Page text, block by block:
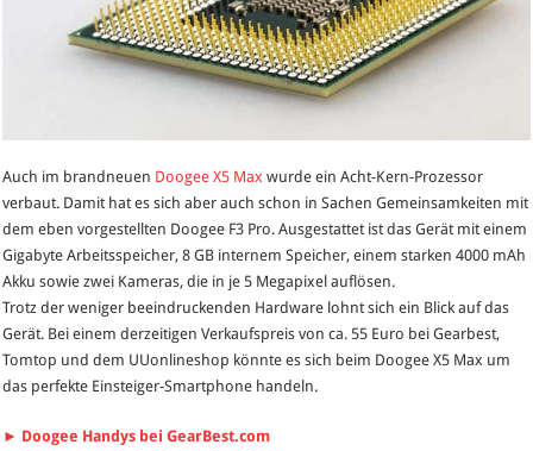
Auch im brandneuen Doogee X5 Max wurde ein Acht-Kern-Prozessor
verbaut. Damit hat es sich aber auch schon in Sachen Gemeinsamkeiten mit
dem eben vorgestellten Doogee F3 Pro. Ausgestattet ist das Gerät mit einem
Gigabyte Arbeitsspeicher, 8 GB internem Speicher, einem starken 4000 mAh
Akku sowie zwei Kameras, die in je 5 Megapixel auflösen.
Trotz der weniger beeindruckenden Hardware lohnt sich ein Blick auf das
Gerät. Bei einem derzeitigen Verkaufspreis von ca. 55 Euro bei Gearbest,
Tomtop und dem UUonlineshop könnte es sich beim Doogee X5 Max um
das perfekte Einsteiger-Smartphone handeln.
► Doogee Handys bei GearBest.com